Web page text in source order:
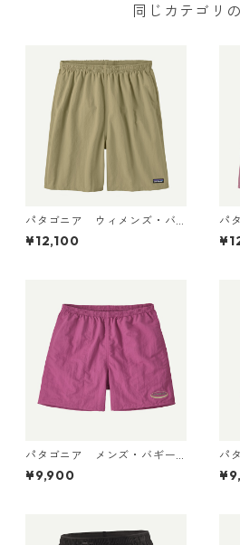
同じカテゴリ
パタゴニア ウィメンズ・バ
ギーズ・ロング Weathered S
tone 57035 Patagonia Wom
¥12,100
パ
ギー
パタゴニア メンズ・バギー
ズ・ショーツ ５インチ 5702
2 (カラー '95 Oval Logo: Fa
¥9,900
パ
ズ
2 '95 Oval Logo: Gem Green